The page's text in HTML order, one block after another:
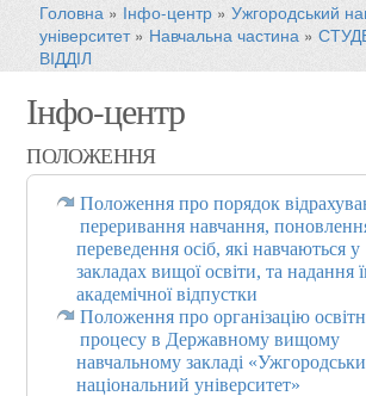
Головна » Інфо-центр »Ужгородський
університет» Навчальна частина »
ВІДДІЛ
Інфо-центр
ПОЛОЖЕННЯ
Положення про порядок
переривання навчання,
переведення осіб, які навчаються у
закладах вищої освіти, та надання
академічної відпустки
Положення про організацію
процесу в Державному вищому
навчальному закладі
національний університет»